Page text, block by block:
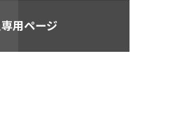
用ページ